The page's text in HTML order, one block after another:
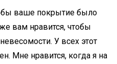
ваше покрытие было
вам нравится, чтобы
У всех этот
Мне нравится, когда я на